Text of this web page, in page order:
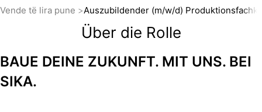
Vende të lira pune Auszubildender (m/w/d)
Über die Rolle
BAUE DEINE ZUKUNFT. MIT UNS. BEI
SIKA.